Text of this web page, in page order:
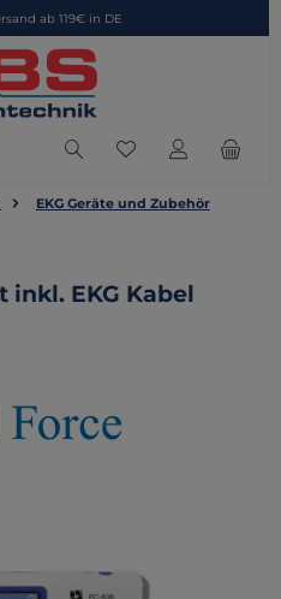
ab 119€ in DE
Du hast 0
EKG Geräte und Zubehör
inkl. EKG Kabel